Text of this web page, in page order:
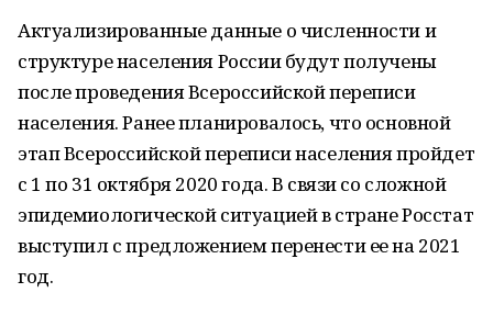
Актуализированные данные о численности и
структуре населения России будут получены
после проведения Всероссийской переписи
населения. Ранее планировалось, что основной
этап Всероссийской переписи населения пройдет
с 1 по 31 октября 2020 года. В связи со сложной
эпидемиологической ситуацией в стране Росстат
выступил с предложением перенести ее на 2021
год.